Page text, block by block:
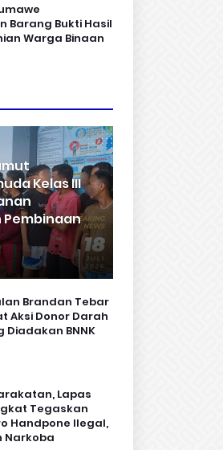
Barang Bukti Hasil
Warga Binaan
Kelas III
Brandan Tebar
Aksi Donor Darah
Diadakan BNNK
Lapas
Tegaskan
Handpone llegal,
Narkoba